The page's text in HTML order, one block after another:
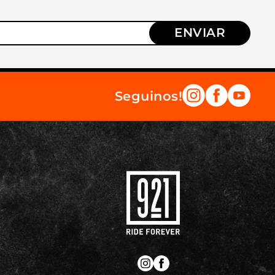
ENVIAR
Seguinos!